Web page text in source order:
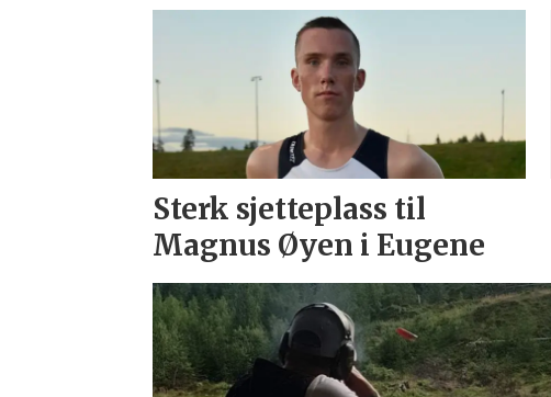
Sterk sjetteplass til
Magnus Øyen i Eugene